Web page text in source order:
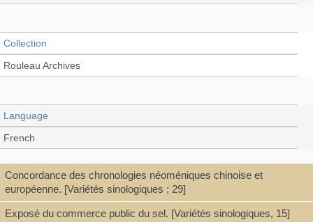
Collection
Rouleau Archives
Language
French
Record_type
Book
Concordance des chronologies néoméniques chinoise et
européenne. [Variétés sinologiques ; 29]
Exposé du commerce public du sel. [Variétés sinologiques, 15]